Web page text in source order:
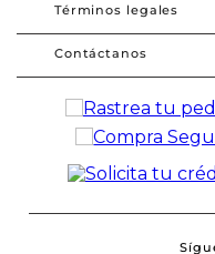
Términos legales
Contáctanos